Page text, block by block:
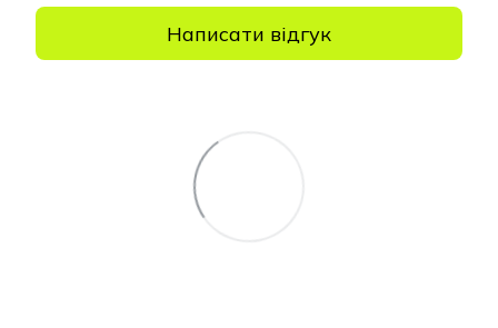
Написати відгук